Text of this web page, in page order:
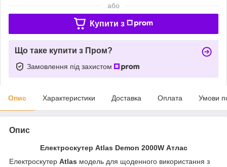
або
Купити з
Що таке купити з Пром?
Замовлення під захистом
Опис Характеристики Доставка Оплата Умови
Опис
Електроскутер Atlas Demon 2000W Атлас
Електроскутер Atlas модель для щоденного використання з